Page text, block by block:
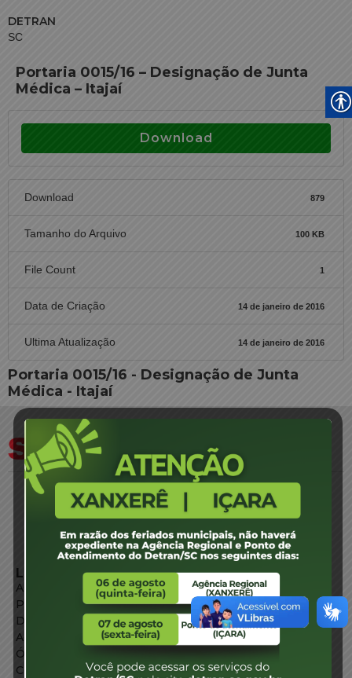
DETRAN
SC
Portaria 0015/16 – Designação de Junta
Médica – Itajaí
Download
Download 879
Tamanho do Arquivo 100 KB
File Count 1
Data de Criação 14 de janeiro de 2016
Ultima Atualização 14 de janeiro de 2016
Portaria 0015/16 - Designação de Junta
Médica - Itajaí
LINKS EXTERNOS
Agência de Notícias
Portal de Serviços
Diário Oficial
Acesso à Informação
Órgãos do Governo
Conheça SC